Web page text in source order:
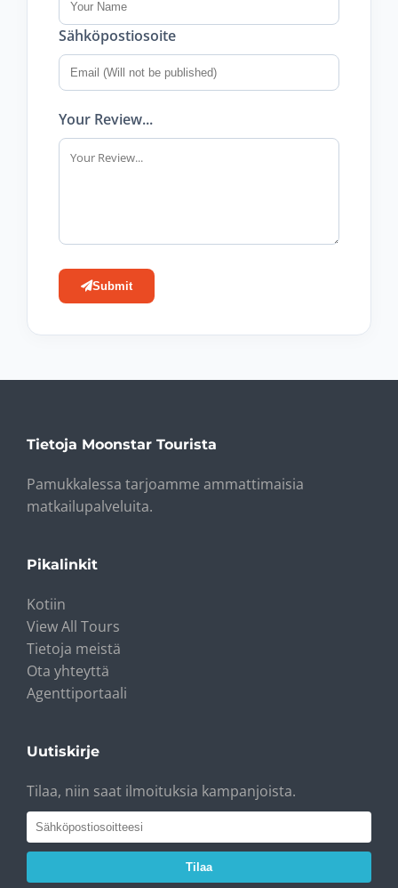
Sähköpostiosoite
Your Review...
Submit
Tietoja Moonstar Tourista
Pamukkalessa tarjoamme ammattimaisia ​​
matkailupalveluita.
Pikalinkit
Kotiin
View All Tours
Tietoja meistä
Ota yhteyttä
Agenttiportaali
Uutiskirje
Tilaa, niin saat ilmoituksia kampanjoista.
Tilaa